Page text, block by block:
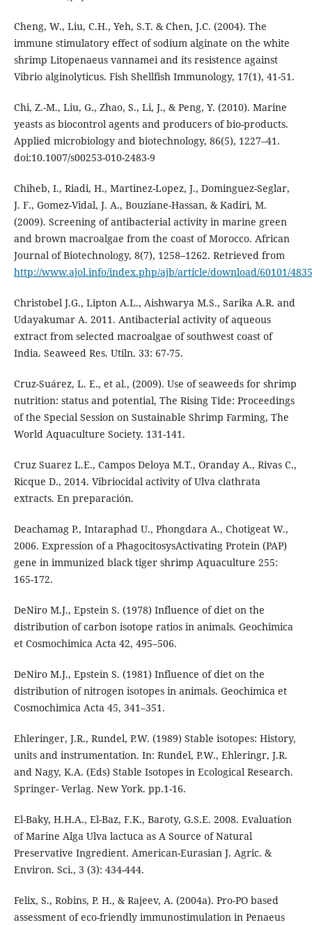
Cheng, W., Liu, C.H., Yeh, S.T. & Chen, J.C. (2004). The
immune stimulatory effect of sodium alginate on the white
shrimp Litopenaeus vannamei and its resistence against
Vibrio alginolyticus. Fish Shellfish Immunology, 17(1), 41-51.
Chi, Z.-M., Liu, G., Zhao, S., Li, J., & Peng, Y. (2010). Marine
yeasts as biocontrol agents and producers of bio-products.
Applied microbiology and biotechnology, 86(5), 1227–41.
doi:10.1007/s00253-010-2483-9
Chiheb, I., Riadi, H., Martinez-Lopez, J., Dominguez-Seglar,
J. F., Gomez-Vidal, J. A., Bouziane-Hassan, & Kadiri, M.
(2009). Screening of antibacterial activity in marine green
and brown macroalgae from the coast of Morocco. African
Journal of Biotechnology, 8(7), 1258–1262. Retrieved from
http://www.ajol.info/index.php/ajb/article/download/60101/
Christobel J.G., Lipton A.L., Aishwarya M.S., Sarika A.R. and
Udayakumar A. 2011. Antibacterial activity of aqueous
extract from selected macroalgae of southwest coast of
India. Seaweed Res. Utiln. 33: 67-75.
Cruz-Suárez, L. E., et al., (2009). Use of seaweeds for shrimp
nutrition: status and potential, The Rising Tide: Proceedings
of the Special Session on Sustainable Shrimp Farming, The
World Aquaculture Society. 131-141.
Cruz Suarez L.E., Campos Deloya M.T., Oranday A., Rivas C.,
Ricque D., 2014. Vibriocidal activity of Ulva clathrata
extracts. En preparación.
Deachamag P., Intaraphad U., Phongdara A., Chotigeat W.,
2006. Expression of a PhagocitosysActivating Protein (PAP)
gene in immunized black tiger shrimp Aquaculture 255:
165-172.
DeNiro M.J., Epstein S. (1978) Influence of diet on the
distribution of carbon isotope ratios in animals. Geochimica
et Cosmochimica Acta 42, 495–506.
DeNiro M.J., Epstein S. (1981) Influence of diet on the
distribution of nitrogen isotopes in animals. Geochimica et
Cosmochimica Acta 45, 341–351.
Ehleringer, J.R., Rundel, P.W. (1989) Stable isotopes: History,
units and instrumentation. In: Rundel, P.W., Ehleringr, J.R.
and Nagy, K.A. (Eds) Stable Isotopes in Ecological Research.
Springer- Verlag. New York. pp.1-16.
El-Baky, H.H.A., El-Baz, F.K., Baroty, G.S.E. 2008. Evaluation
of Marine Alga Ulva lactuca as A Source of Natural
Preservative Ingredient. American-Eurasian J. Agric. &
Environ. Sci., 3 (3): 434-444.
Felix, S., Robins, P. H., & Rajeev, A. (2004a). Pro-PO based
assessment of eco-friendly immunostimulation in Penaeus